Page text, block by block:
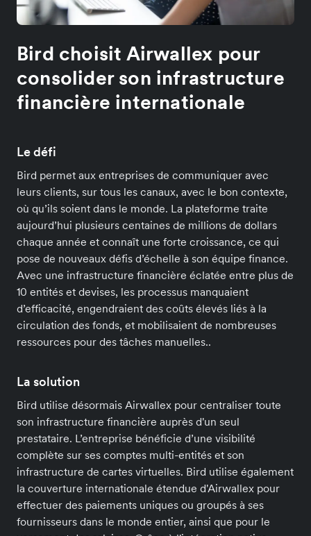
Bird choisit Airwallex pour
consolider son infrastructure
financière internationale
Le défi
Bird permet aux entreprises de communiquer avec
leurs clients, sur tous les canaux, avec le bon contexte,
où qu’ils soient dans le monde. La plateforme traite
aujourd’hui plusieurs centaines de millions de dollars
chaque année et connaît une forte croissance, ce qui
pose de nouveaux défis d’échelle à son équipe finance.
Avec une infrastructure financière éclatée entre plus de
10 entités et devises, les processus manquaient
d’efficacité, engendraient des coûts élevés liés à la
circulation des fonds, et mobilisaient de nombreuses
ressources pour des tâches manuelles..
La solution
Bird utilise désormais Airwallex pour centraliser toute
son infrastructure financière auprès d'un seul
prestataire. L’entreprise bénéficie d’une visibilité
complète sur ses comptes multi-entités et son
infrastructure de cartes virtuelles. Bird utilise également
la couverture internationale étendue d'Airwallex pour
effectuer des paiements uniques ou groupés à ses
fournisseurs dans le monde entier, ainsi que pour le